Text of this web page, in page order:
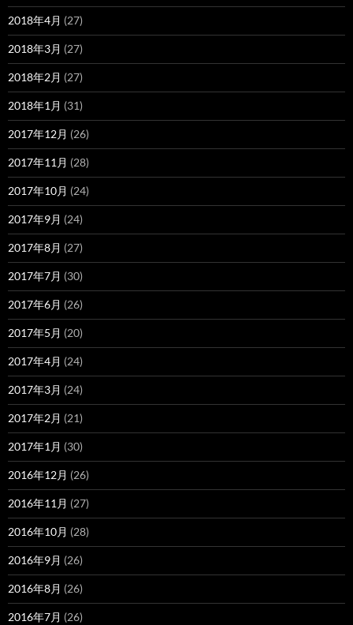
2018年4月 (27)
2018年3月 (27)
2018年2月 (27)
2018年1月 (31)
2017年12月 (26)
2017年11月 (28)
2017年10月 (24)
2017年9月 (24)
2017年8月 (27)
2017年7月 (30)
2017年6月 (26)
2017年5月 (20)
2017年4月 (24)
2017年3月 (24)
2017年2月 (21)
2017年1月 (30)
2016年12月 (26)
2016年11月 (27)
2016年10月 (28)
2016年9月 (26)
2016年8月 (26)
2016年7月 (26)